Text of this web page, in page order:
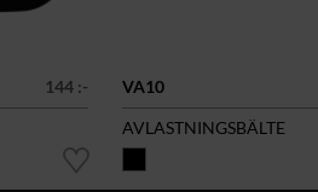
144 :-
VA10
AVLASTNINGSBÄLTE